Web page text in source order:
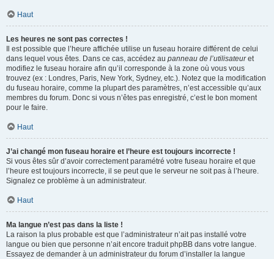
Haut
Les heures ne sont pas correctes !
Il est possible que l’heure affichée utilise un fuseau horaire différent de celui
dans lequel vous êtes. Dans ce cas, accédez au panneau de l’utilisateuret
modifiez le fuseau horaire afin qu’il corresponde à la zone où vous vous
trouvez (ex : Londres, Paris, New York, Sydney, etc.). Notez que la modification
du fuseau horaire, comme la plupart des paramètres, n’est accessible qu’aux
membres du forum. Donc si vous n’êtes pas enregistré, c’est le bon moment
pour le faire.
Haut
J’ai changé mon fuseau horaire et l’heure est toujours incorrecte !
Si vous êtes sûr d’avoir correctement paramétré votre fuseau horaire et que
l’heure est toujours incorrecte, il se peut que le serveur ne soit pas à l’heure.
Signalez ce problème à un administrateur.
Haut
Ma langue n’est pas dans la liste !
La raison la plus probable est que l’administrateur n’ait pas installé votre
langue ou bien que personne n’ait encore traduit phpBB dans votre langue.
Essayez de demander à un administrateur du forum d’installer la langue